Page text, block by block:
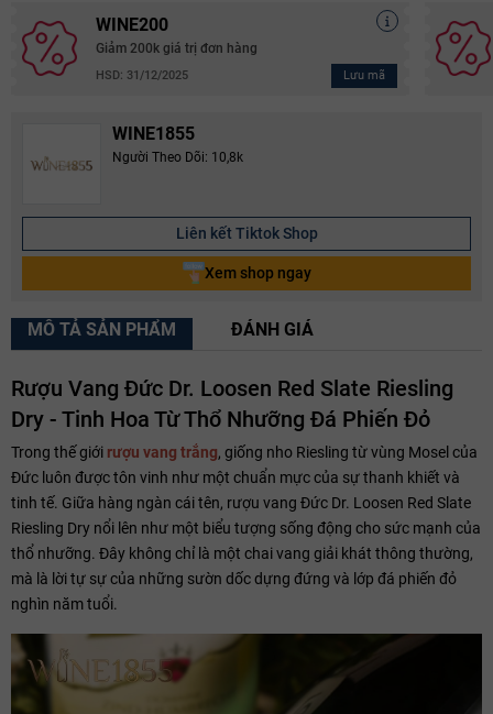
WINE200
Giảm 200k giá trị đơn hàng
HSD: 31/12/2025 Lưu mã
WINE1855
Người Theo Dõi: 10,8k
Liên kết Tiktok Shop
Xem shop ngay
MÔ TẢ SẢN PHẨM ĐÁNH GIÁ
Rượu Vang Đức Dr. Loosen Red Slate Riesling
Dry - Tinh Hoa Từ Thổ Nhưỡng Đá Phiến Đỏ
Trong thế giới rượu vang trắng, giống nho Riesling từ vùng Mosel của
Đức luôn được tôn vinh như một chuẩn mực của sự thanh khiết và
tinh tế. Giữa hàng ngàn cái tên, rượu vang Đức Dr. Loosen Red Slate
Riesling Dry nổi lên như một biểu tượng sống động cho sức mạnh của
thổ nhưỡng. Đây không chỉ là một chai vang giải khát thông thường,
mà là lời tự sự của những sườn dốc dựng đứng và lớp đá phiến đỏ
nghìn năm tuổi.